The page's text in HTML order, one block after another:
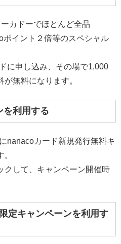
カドーでほとんど全品
イント２倍等のスペシャル
に申し込み、その場で1,000
無料になります。
を利用する
nanacoカード新規発行無料キ
クして、キャンペーン開催時
定キャンペーンを利用す